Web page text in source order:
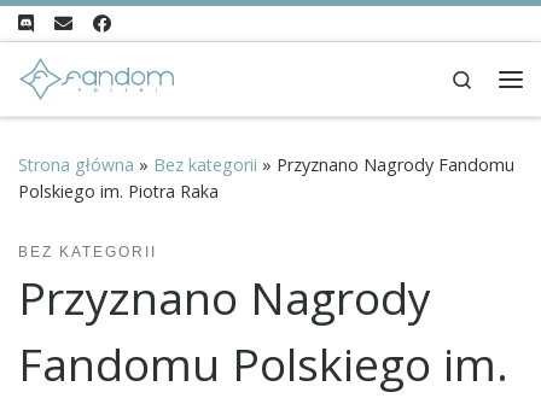
Przejdź do treści
Search
Strona główna » Bez kategorii » Przyznano Nagrody Fandomu
Polskiego im. Piotra Raka
BEZ KATEGORII
Przyznano Nagrody
Fandomu Polskiego im.